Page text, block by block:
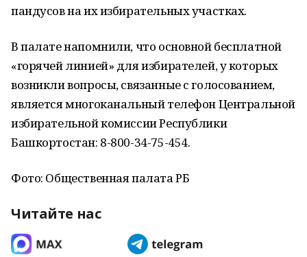
пандусов на их избирательных участках.
В палате напомнили, что основной бесплатной
«горячей линией» для избирателей, у которых
возникли вопросы, связанные с голосованием,
является многоканальный телефон Центральной
избирательной комиссии Республики
Башкортостан: 8-800-34-75-454.
Фото: Общественная палата РБ
Читайте нас